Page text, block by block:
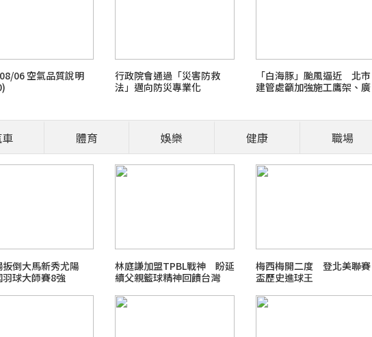
職場菜鳥生存
2026 FIFA世界盃足球賽
最新霸凌新聞事件！零容忍
06 空氣品質說明
行政院會通過「災害防救
法」邁向防災專業化
「白海豚」颱風逼近 北市
建管處籲加強施工鷹架、廣
體育 娛樂 健康 職場
扳倒大馬新秀尤陽
球大師賽8強
林庭謙加盟TPBL戰神 盼延
續父親籃球精神回饋台灣
梅西梅開二度 登北美聯賽
盃歷史進球王